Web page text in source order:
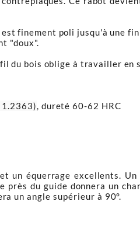
est finement poli jusqu'à une
"doux".
du bois oblige à travailler en
1.2363), dureté 60-62 HRC
un équerrage excellents. Un
du guide donnera un
un angle supérieur à 90°.